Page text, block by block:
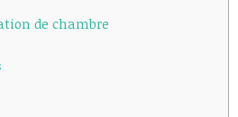
de chambre